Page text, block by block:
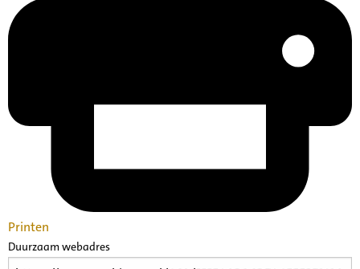
Printen
Duurzaam webadres